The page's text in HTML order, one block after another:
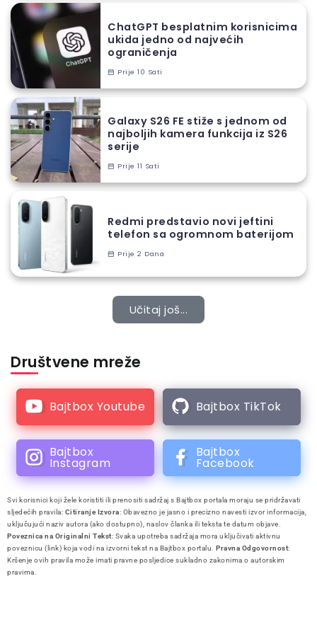
ChatGPT besplatnim korisnicima
ukida jedno od najvećih
ograničenja
Prije 10 Sati
Galaxy S26 FE stiže s jednom od
najboljih kamera funkcija iz S26
serije
Prije 11 Sati
Redmi predstavio novi jeftini
telefon sa ogromnom baterijom
Prije 2 Dana
Učitaj još...
Društvene mreže
Bajtbox Youtube Bajtbox TikTok
Bajtbox
Instagram
Bajtbox
Facebook
Svi korisnici koji žele koristiti ili prenositi sadržaj s Bajtbox portala moraju se pridržavati
sljedećih pravila: Citiranje Izvora: Obavezno je jasno i precizno navesti izvor informacija,
uključujući naziv autora (ako dostupno), naslov članka ili teksta te datum objave.
Poveznica na Originalni Tekst: Svaka upotreba sadržaja mora uključivati aktivnu
poveznicu (link) koja vodi na izvorni tekst na Bajtbox portalu. Pravna Odgovornost:
Kršenje ovih pravila može imati pravne posljedice sukladno zakonima o autorskim
pravima.